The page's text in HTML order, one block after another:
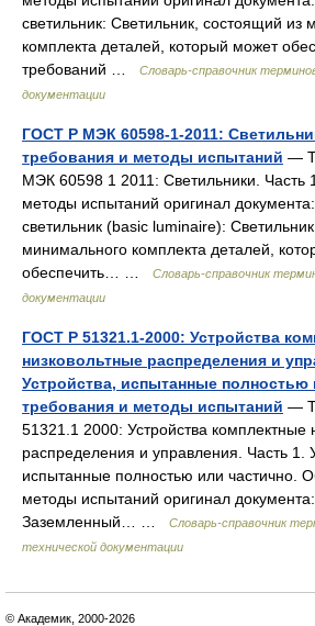
светильник: Светильник, состоящий из
комплекта деталей, который может
требований …
Словарь-справочник
документации
ГОСТ Р МЭК 60598-1-2011:
требования и методы испытаний —
МЭК 60598 1 2011: Светильники.
методы испытаний оригинал
светильник (basic luminaire):
минимального комплекта деталей,
обеспечить… …
Словарь-справочник
документации
ГОСТ Р 51321.1-2000: Устройства
низковольтные распределения и
Устройства, испытанные
требования и методы испытаний —
51321.1 2000: Устройства комплектные
распределения и управления. Часть 1.
испытанные полностью или частично.
методы испытаний оригинал
Заземленный… …
Словарь-справочник
технической документации
© Академик, 2000-2026